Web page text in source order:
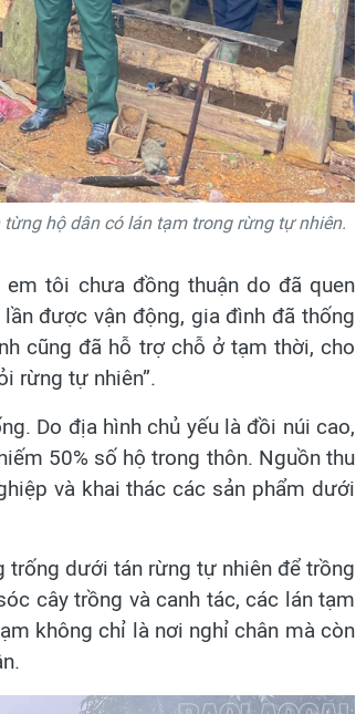
hộ dân có lán tạm trong rừng tự nhiên.
em tôi chưa đồng thuận do đã quen
được vận động, gia đình đã thống
cũng đã hỗ trợ chỗ ở tạm thời, cho
rừng tự nhiên”.
Do địa hình chủ yếu là đồi núi cao,
50% số hộ trong thôn. Nguồn thu
và khai thác các sản phẩm dưới
trống dưới tán rừng tự nhiên để trồng
cây trồng và canh tác, các lán tạm
không chỉ là nơi nghỉ chân mà còn